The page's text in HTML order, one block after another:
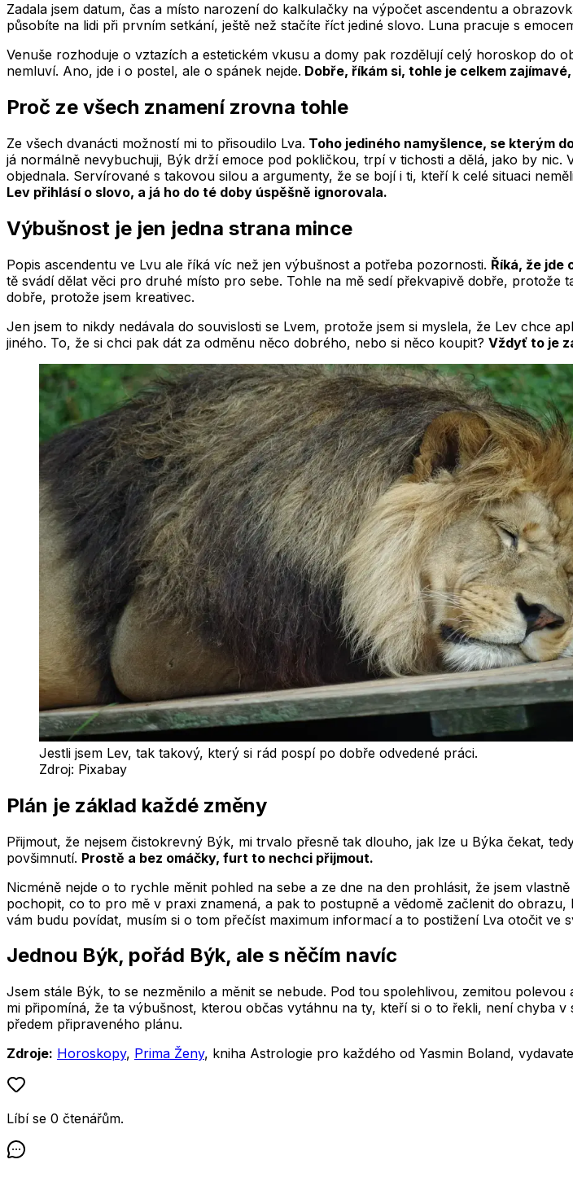
Zadala jsem datum, čas a místo narození do kalkulačky na výpočet ascendentu a
působíte na lidi při prvním setkání, ještě než stačíte říct jediné slovo. Luna pracuje s
Venuše rozhoduje o vztazích a estetickém vkusu a domy pak rozdělují celý horoskop do
nemluví. Ano, jde i o postel, ale o spánek nejde. Dobře, říkám si, tohle je celkem
Proč ze všech znamení zrovna tohle
Ze všech dvanácti možností mi to přisoudilo Lva. Toho jediného namyšlence, se kterým
já normálně nevybuchuji, Býk drží emoce pod pokličkou, trpí v tichosti a dělá, jako by
objednala. Servírované s takovou silou a argumenty, že se bojí i ti, kteří k celé situaci
Lev přihlásí o slovo, a já ho do té doby úspěšně ignorovala.
Výbušnost je jen jedna strana mince
Popis ascendentu ve Lvu ale říká víc než jen výbušnost a potřeba pozornosti. Říká, že jde
tě svádí dělat věci pro druhé místo pro sebe. Tohle na mě sedí překvapivě dobře,
dobře, protože jsem kreativec.
Jen jsem to nikdy nedávala do souvislosti se Lvem, protože jsem si myslela, že Lev chce
jiného. To, že si chci pak dát za odměnu něco dobrého, nebo si něco koupit? Vždyť to je
Jestli jsem Lev, tak takový, který si rád pospí po dobře odvedené práci.
Zdroj: Pixabay
Plán je základ každé změny
Přijmout, že nejsem čistokrevný Býk, mi trvalo přesně tak dlouho, jak lze u Býka čekat,
povšimnutí. Prostě a bez omáčky, furt to nechci přijmout.
Nicméně nejde o to rychle měnit pohled na sebe a ze dne na den prohlásit, že jsem
pochopit, co to pro mě v praxi znamená, a pak to postupně a vědomě začlenit do obrazu,
vám budu povídat, musím si o tom přečíst maximum informací a to postižení Lva otočit ve
Jednou Býk, pořád Býk, ale s něčím navíc
Jsem stále Býk, to se nezměnilo a měnit se nebude. Pod tou spolehlivou, zemitou
mi připomíná, že ta výbušnost, kterou občas vytáhnu na ty, kteří si o to řekli, není chyba
předem připraveného plánu.
Zdroje: Horoskopy, Prima Ženy, kniha Astrologie pro každého od Yasmin Boland,
Líbí se 0 čtenářům.